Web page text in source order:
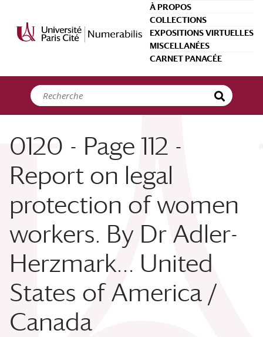
À PROPOS
COLLECTIONS
EXPOSITIONS VIRTUELLES
MISCELLANÉES
CARNET PANACÉE
0120 - Page 112 -
Report on legal
protection of women
workers. By Dr Adler-
Herzmark… United
States of America /
Canada